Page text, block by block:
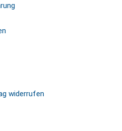
widerrufen